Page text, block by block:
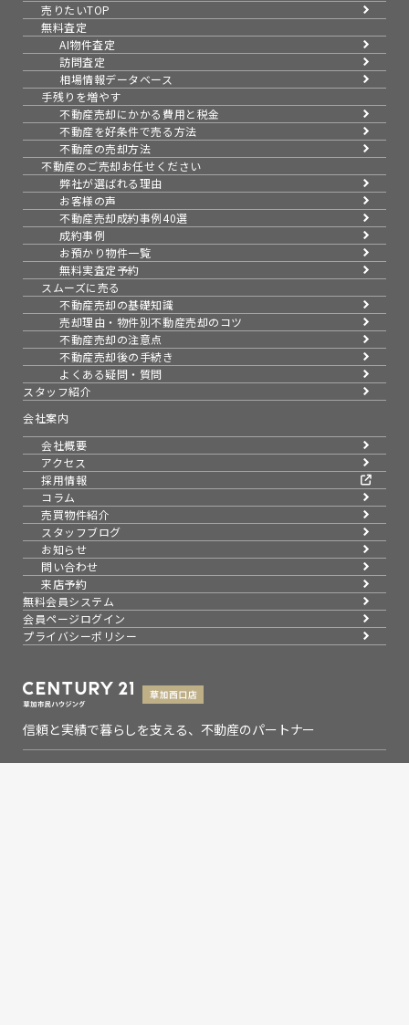
売りたいTOP
無料査定
AI物件査定
訪問査定
相場情報データベース
手残りを増やす
不動産売却にかかる費用と税金
不動産を好条件で売る方法
不動産の売却方法
不動産のご売却お任せください
弊社が選ばれる理由
お客様の声
不動産売却成約事例40選
成約事例
お預かり物件一覧
無料実査定予約
スムーズに売る
不動産売却の基礎知識
売却理由・物件別不動産売却のコツ
不動産売却の注意点
不動産売却後の手続き
よくある疑問・質問
スタッフ紹介
会社案内
会社概要
アクセス
採用情報
コラム
売買物件紹介
スタッフブログ
お知らせ
問い合わせ
来店予約
無料会員システム
会員ページログイン
プライバシーポリシー
信頼と実績で暮らしを支える、不動産のパートナー